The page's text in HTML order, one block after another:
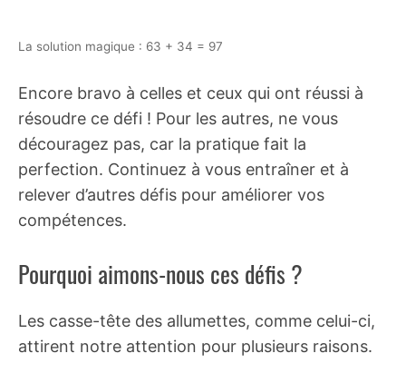
La solution magique : 63 + 34 = 97
Encore bravo à celles et ceux qui ont réussi à
résoudre ce défi ! Pour les autres, ne vous
découragez pas, car la pratique fait la
perfection. Continuez à vous entraîner et à
relever d’autres défis pour améliorer vos
compétences.
Pourquoi aimons-nous ces défis ?
Les casse-tête des allumettes, comme celui-ci,
attirent notre attention pour plusieurs raisons.